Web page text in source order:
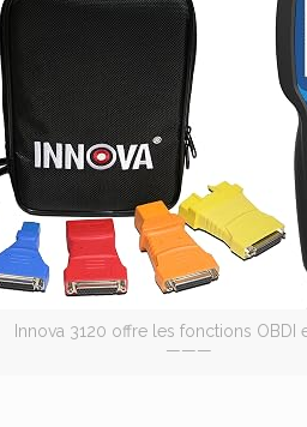
Innova 3120 offre les fonctions OBDI
———